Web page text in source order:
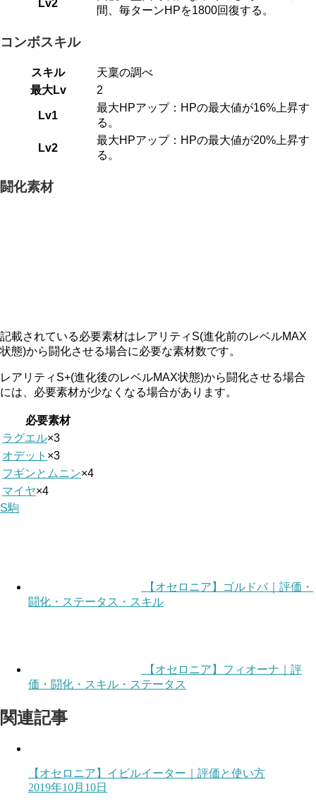
Lv2
間、毎ターンHPを1800回復する。
コンボスキル
スキル
天稟の調べ
最大Lv
2
Lv1
最大HPアップ：HPの最大値が16%上昇す
る。
Lv2
最大HPアップ：HPの最大値が20%上昇す
る。
闘化素材
記載されている必要素材はレアリティS(進化前のレベルMAX
状態)から闘化させる場合に必要な素材数です。
レアリティS+(進化後のレベルMAX状態)から闘化させる場合
には、必要素材が少なくなる場合があります。
必要素材
ラグエル×3
オデット ×3
フギンとムニン×4
マイヤ×4
S駒
【オセロニア】ゴルドバ｜評価・
闘化・ステータス・スキル
【オセロニア】フィオーナ｜評
価・闘化・スキル・ステータス
関連記事
【オセロニア】イビルイーター｜評価と使い方
2019年10月10日